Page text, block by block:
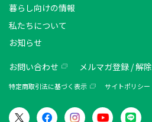
暮らし向けの情報
私たちについて
お知らせ
お問い合わせ メルマガ登録 / 解除
特定商取引法に基づく表示 サイトポリシー